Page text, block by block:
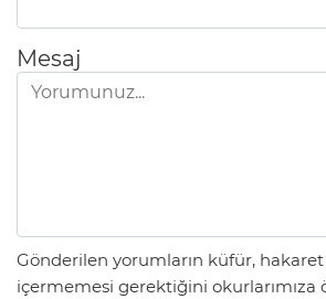
Mesaj
Gönderilen yorumların küfür,
içermemesi gerektiğini okurlarımıza